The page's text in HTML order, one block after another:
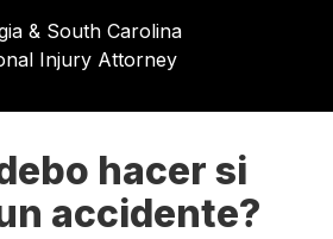
& South Carolina
Injury Attorney
hacer si
accidente?